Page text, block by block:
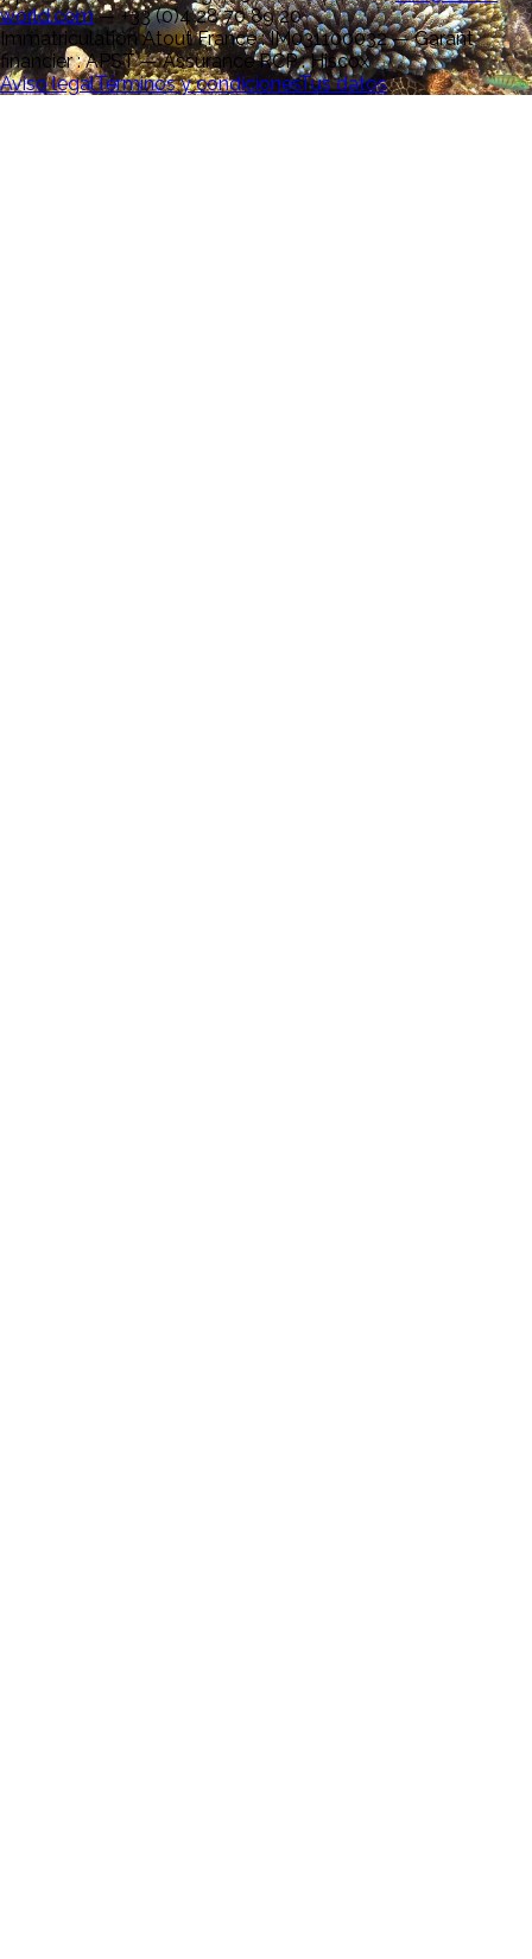
world.com—+33 (0)4 28 70 89 20
Immatriculation Atout France : IM031100032 — Garant
financier : APST — Assurance RCP : Hiscox
Aviso legalTérminos y condicionesTus datos